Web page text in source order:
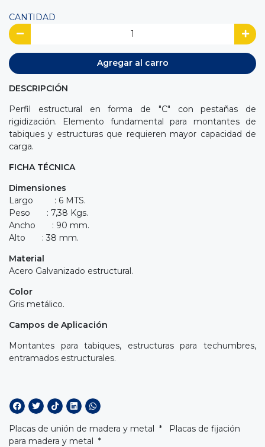
CANTIDAD
Agregar al carro
DESCRIPCIÓN
Perfil estructural en forma de "C" con pestañas de
rigidización. Elemento fundamental para montantes de
tabiques y estructuras que requieren mayor capacidad de
carga.
FICHA TÉCNICA
Dimensiones
Largo : 6 MTS.
Peso : 7,38 Kgs.
Ancho : 90 mm.
Alto : 38 mm.
Material
Acero Galvanizado estructural.
Color
Gris metálico.
Campos de Aplicación
Montantes para tabiques, estructuras para techumbres,
entramados estructurales.
Placas de unión de madera y metal * Placas de fijación
para madera y metal *